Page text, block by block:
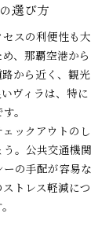
選び方
スの利便性も大
、那覇空港から
から近く、観光
ヴィラは、特に
。
ックアウトのし
。公共交通機関
の手配が容易な
トレス軽減につ